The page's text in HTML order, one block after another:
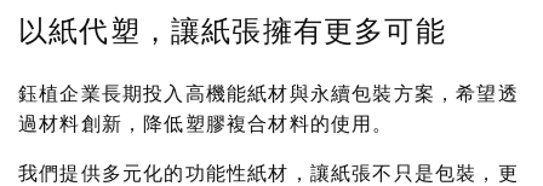
以紙代塑，讓紙張擁有更多可能
鈺植企業長期投入高機能紙材與永續包裝方案，希望透
過材料創新，降低塑膠複合材料的使用。
我們提供多元化的功能性紙材，讓紙張不只是包裝，更